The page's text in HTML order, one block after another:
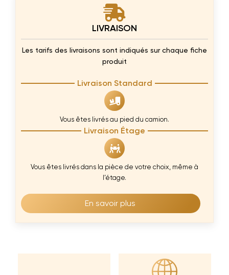
LIVRAISON
Les tarifs des livraisons sont indiqués sur chaque fiche
produit
Livraison Standard
Vous êtes livrés au pied du camion.
Livraison Étage
Vous êtes livrés dans la pièce de votre choix, même à
l’étage.
En savoir plus